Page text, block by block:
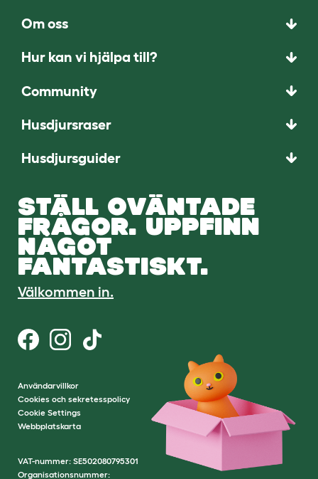
Om oss
Hur kan vi hjälpa till?
Community
Husdjursraser
Husdjursguider
STÄLL OVÄNTADE
FRÅGOR. UPPFINN
NÅGOT
FANTASTISKT.
Välkommen in.
Användarvillkor
Cookies och sekretesspolicy
Cookie Settings
Webbplatskarta
VAT-nummer: SE502080795301
Organisationsnummer: